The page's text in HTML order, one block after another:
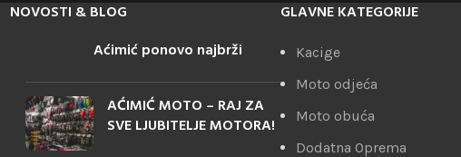
NOVOSTI & BLOG
Aćimić ponovo najbrži
AĆIMIĆ MOTO – RAJ ZA
SVE LJUBITELJE MOTORA!
GLAVNE KATEGORIJE
Kacige
Moto odjeća
Moto obuća
Dodatna Oprema